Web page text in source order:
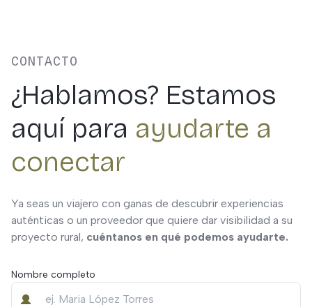
CONTACTO
¿Hablamos? Estamos
aquí para ayudarte a
conectar
Ya seas un viajero con ganas de descubrir experiencias
auténticas o un proveedor que quiere dar visibilidad a su
proyecto rural, cuéntanos en qué podemos ayudarte.
Nombre completo